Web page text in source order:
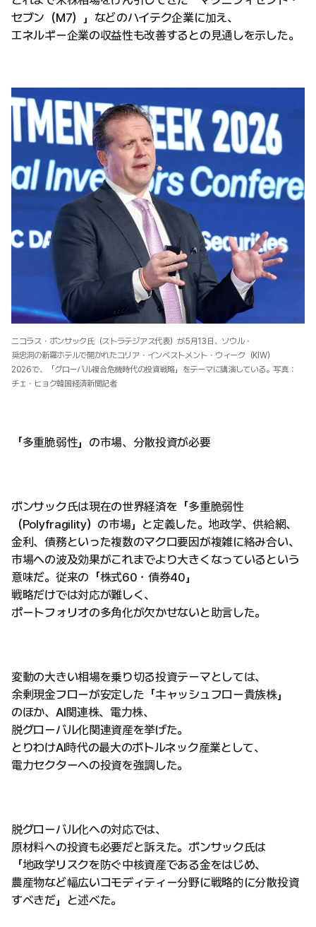
セブン（M7）」などのハイテク企業に加え、
エネルギー企業の収益性も改善するとの見通しを示した。
ニコラス・ボンサック氏（ストラテジアス代表）が5月13日、ソウル・
奨忠洞の新羅ホテルで開かれたコリア・インベストメント・ウィーク（KIW）
2026で、「グローバル複合危機時代の投資戦略」をテーマに講演している。写真：
チェ・ヒョク韓国経済新聞記者
「多重脆弱性」の市場、分散投資が必要
ボンサック氏は現在の世界経済を「多重脆弱性
（Polyfragility）の市場」と定義した。地政学、供給網、
金利、債務といった複数のマクロ要因が複雑に絡み合い、
市場への波及効果がこれまでより大きくなっているという
意味だ。従来の「株式60・債券40」
戦略だけでは対応が難しく、
ポートフォリオの多角化が欠かせないと助言した。
変動の大きい相場を乗り切る投資テーマとしては、
余剰現金フローが安定した「キャッシュフロー貴族株」
のほか、AI関連株、電力株、
脱グローバル化関連資産を挙げた。
とりわけAI時代の最大のボトルネック産業として、
電力セクターへの投資を強調した。
脱グローバル化への対応では、
原材料への投資も必要だと訴えた。ボンサック氏は
「地政学リスクを防ぐ中核資産である金をはじめ、
農産物など幅広いコモディティー分野に戦略的に分散投資
すべきだ」と述べた。